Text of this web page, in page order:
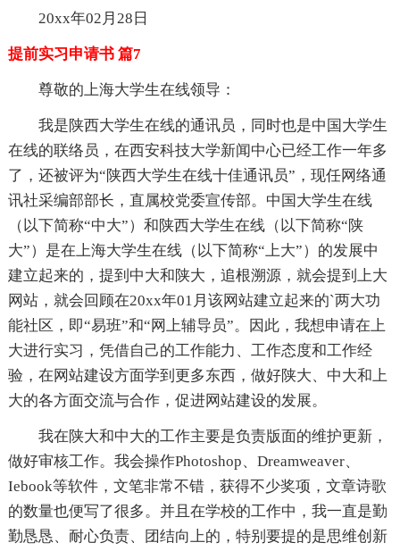
20xx年02月28日
提前实习申请书 篇7
尊敬的上海大学生在线领导：
我是陕西大学生在线的通讯员，同时也是中国大学生
在线的联络员，在西安科技大学新闻中心已经工作一年多
了，还被评为“陕西大学生在线十佳通讯员”，现任网络通
讯社采编部部长，直属校党委宣传部。中国大学生在线
（以下简称“中大”）和陕西大学生在线（以下简称“陕
大”）是在上海大学生在线（以下简称“上大”）的发展中
建立起来的，提到中大和陕大，追根溯源，就会提到上大
网站，就会回顾在20xx年01月该网站建立起来的`两大功
能社区，即“易班”和“网上辅导员”。因此，我想申请在上
大进行实习，凭借自己的工作能力、工作态度和工作经
验，在网站建设方面学到更多东西，做好陕大、中大和上
大的各方面交流与合作，促进网站建设的发展。
我在陕大和中大的工作主要是负责版面的维护更新，
做好审核工作。我会操作Photoshop、Dreamweaver、
Iebook等软件，文笔非常不错，获得不少奖项，文章诗歌
的数量也便写了很多。并且在学校的工作中，我一直是勤
勤恳恳、耐心负责、团结向上的，特别要提的是思维创新